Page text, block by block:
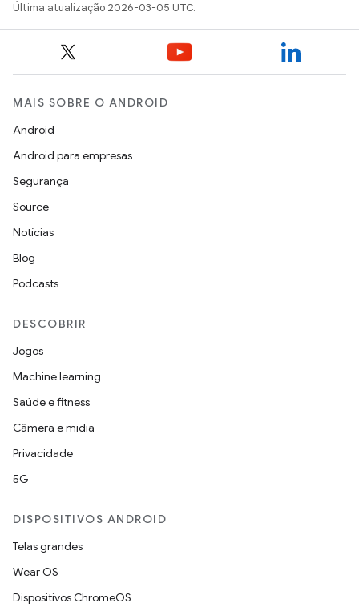
Última atualização 2026-03-05 UTC.
MAIS SOBRE O ANDROID
Android
Android para empresas
Segurança
Source
Notícias
Blog
Podcasts
DESCOBRIR
Jogos
Machine learning
Saúde e fitness
Câmera e mídia
Privacidade
5G
DISPOSITIVOS ANDROID
Telas grandes
Wear OS
Dispositivos ChromeOS